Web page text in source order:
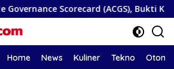
Scorecard (ACGS), Bukti Komitmen
Home News Kuliner Tekno